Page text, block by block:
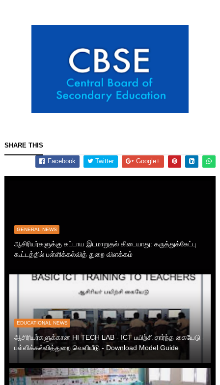
SHARE THIS
Facebook Twitter Google+
GENERAL NEWS
ஆசிரியர்களுக்கு கட்டாய இடமாறுதல் கிடையாது: கருத்துக்கேட்பு
கூட்டத்தில் பள்ளிக்கல்வித் துறை விளக்கம்
EDUCATIONAL NEWS
ஆசிரியர்களுக்கான HI TECH LAB - ICT பயிற்சி சார்ந்த கையேடு -
பள்ளிக்கல்வித்துறை வெளியீடு - Download Model Guide